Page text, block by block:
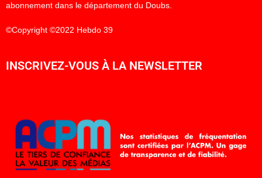
abonnement dans le département du Doubs.
©Copyright ©2022 Hebdo 39
INSCRIVEZ-VOUS À LA NEWSLETTER